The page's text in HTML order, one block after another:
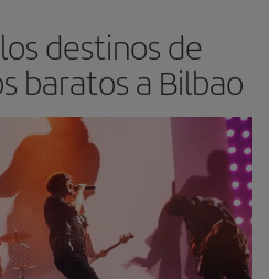
destinos de
baratos a Bilbao